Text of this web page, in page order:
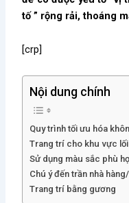
tố ” rộng rải, thoáng
[crp]
Nội dung chính
Quy trình tối ưu hóa
Trang trí cho khu vực
Sử dụng màu sắc phù
Chú ý đến trần nhà
Trang trí bằng gương